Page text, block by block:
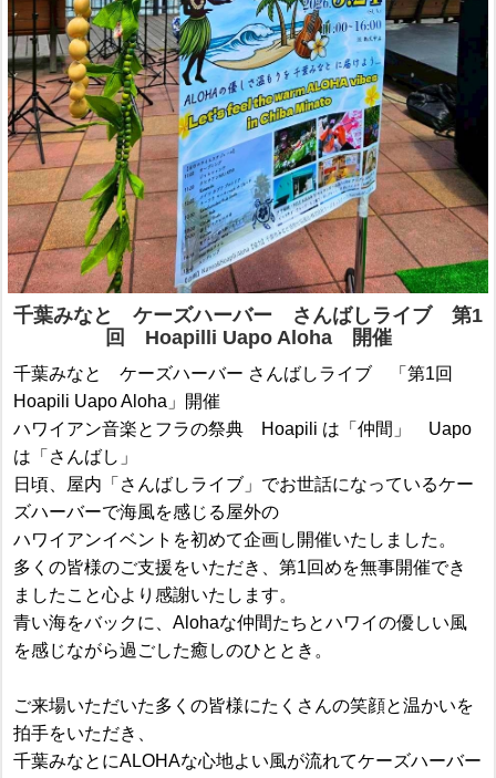
千葉みなと ケーズハーバー さんばしライブ 第1
回 Hoapilli Uapo Aloha 開催
千葉みなと ケーズハーバー さんばしライブ 「第1回
Hoapili Uapo Aloha」開催
ハワイアン音楽とフラの祭典 Hoapili は「仲間」 Uapo
は「さんばし」
日頃、屋内「さんばしライブ」でお世話になっているケー
ズハーバーで海風を感じる屋外の
ハワイアンイベントを初めて企画し開催いたしました。
多くの皆様のご支援をいただき、第1回めを無事開催でき
ましたこと心より感謝いたします。
青い海をバックに、Alohaな仲間たちとハワイの優しい風
を感じながら過ごした癒しのひととき。
ご来場いただいた多くの皆様にたくさんの笑顔と温かいを
拍手をいただき、
千葉みなとにALOHAな心地よい風が流れてケーズハーバー